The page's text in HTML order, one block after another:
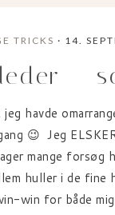
TRICKS · 14.
–
havde
😉 Jeg
mange forsøg
huller i de fine
win for både mig